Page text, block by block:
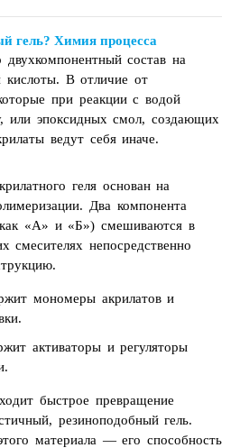
гель? Химия процесса
состав на
кислоты. В отличие от
при реакции с водой
или эпоксидных смол, создающих
ведут себя иначе.
геля основан на
Два компонента
«А» и «Б») смешиваются в
смесителях непосредственно
мономеры акрилатов и
активаторы и регуляторы
быстрое превращение
резиноподобный гель.
материала — его способность